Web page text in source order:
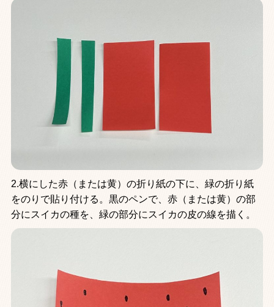
2.横にした赤（または黄）の折り紙の下に、緑の折り紙
をのりで貼り付ける。黒のペンで、赤（または黄）の部
分にスイカの種を、緑の部分にスイカの皮の線を描く。